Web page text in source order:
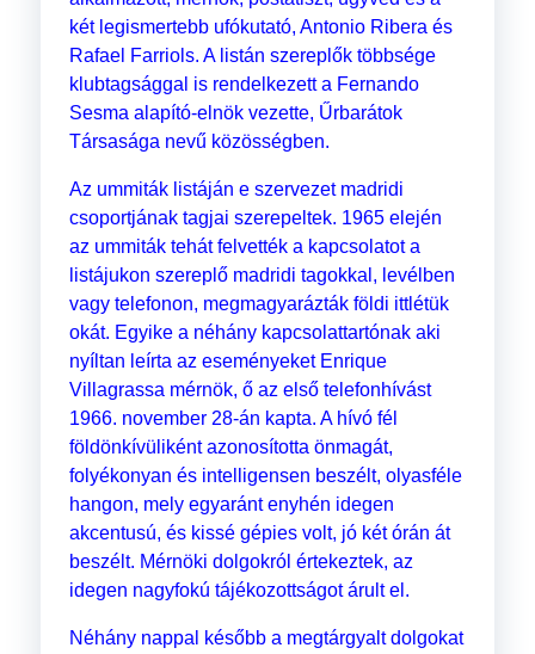
két legismertebb ufókutató, Antonio Ribera és
Rafael Farriols. A listán szereplők többsége
klubtagsággal is rendelkezett a Fernando
Sesma alapító-elnök vezette, Űrbarátok
Társasága nevű közösségben.
Az ummiták listáján e szervezet madridi
csoportjának tagjai szerepeltek. 1965 elején
az ummiták tehát felvették a kapcsolatot a
listájukon szereplő madridi tagokkal, levélben
vagy telefonon, megmagyarázták földi ittlétük
okát. Egyike a néhány kapcsolattartónak aki
nyíltan leírta az eseményeket Enrique
Villagrassa mérnök, ő az első telefonhívást
1966. november 28-án kapta. A hívó fél
földönkívüliként azonosította önmagát,
folyékonyan és intelligensen beszélt, olyasféle
hangon, mely egyaránt enyhén idegen
akcentusú, és kissé gépies volt, jó két órán át
beszélt. Mérnöki dolgokról értekeztek, az
idegen nagyfokú tájékozottságot árult el.
Néhány nappal később a megtárgyalt dolgokat